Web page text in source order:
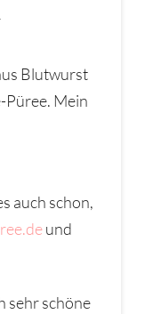
Blutwurst
Mein
auch schon,
und
sehr schöne